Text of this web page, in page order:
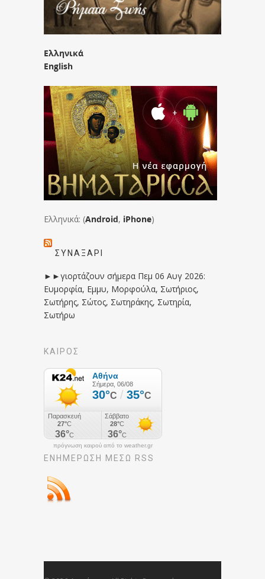
Ελληνικά
English
Ελληνικά: (Android, iPhone)
ΣΥΝΑΞΆΡΙ
►►γιορτάζουν σήμερα Πεμ 06 Αυγ 2026:
Ευμορφία, Εμμυ, Μορφούλα, Σωτήριος,
Σωτήρης, Σώτος, Σωτηράκης, Σωτηρία,
Σωτήρω
ΚΑΙΡΟΣ
πρόγνωση καιρού από το weather.gr
ΕΝΗΜΈΡΩΣΉ ΜΕΣΩ RSS